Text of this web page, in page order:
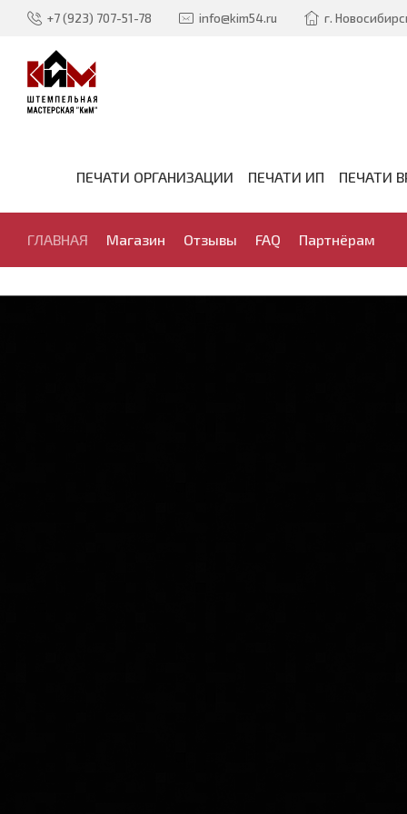
+7 (923) 707-51-78 info@kim54.ru г.
ПЕЧАТИ ОРГАНИЗАЦИИ ПЕЧАТИ ИП ПЕЧАТИ
ГЛАВНАЯ Магазин Отзывы FAQ Партнёрам